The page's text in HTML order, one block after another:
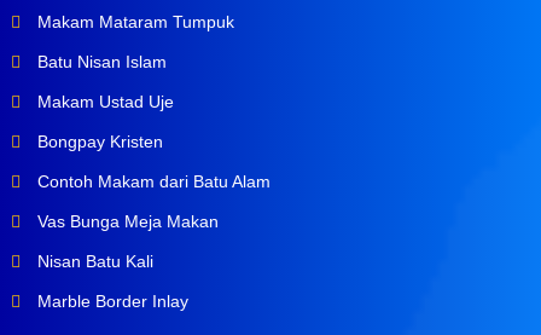
Makam Mataram Tumpuk
Batu Nisan Islam
Makam Ustad Uje
Bongpay Kristen
Contoh Makam dari Batu Alam
Vas Bunga Meja Makan
Nisan Batu Kali
Marble Border Inlay